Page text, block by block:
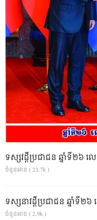
ទស្សវដ្តីប្រជាជន ឆ្នាំទី២៦
ចំនួនអាន ( 23.7k )
ទស្សនាវដ្ដីប្រជាជន ឆ្នាំទី
ចំនួនអាន ( 2.9k )